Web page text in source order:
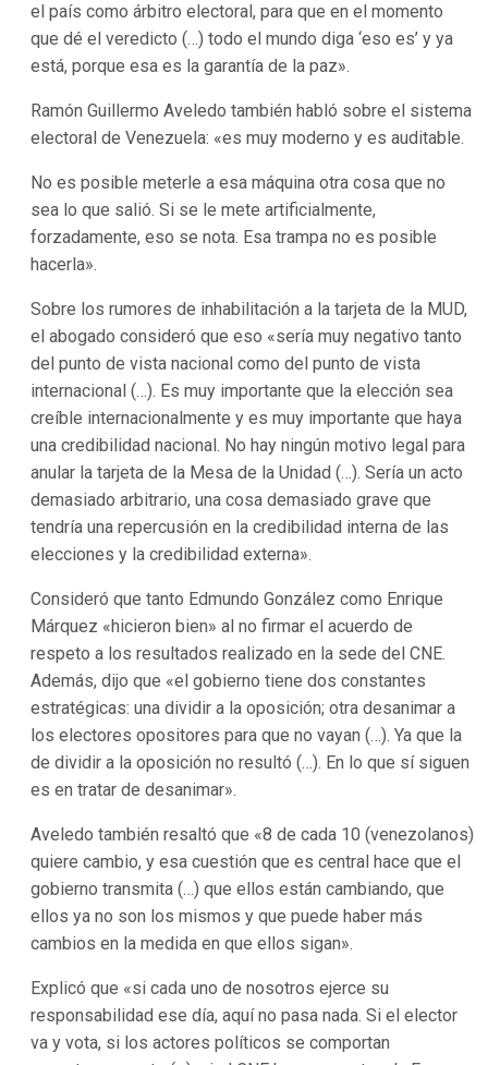
el país como árbitro electoral, para que en el momento
que dé el veredicto (…) todo el mundo diga ‘eso es’ y ya
está, porque esa es la garantía de la paz».
Ramón Guillermo Aveledo también habló sobre el sistema
electoral de Venezuela: «es muy moderno y es auditable.
No es posible meterle a esa máquina otra cosa que no
sea lo que salió. Si se le mete artificialmente,
forzadamente, eso se nota. Esa trampa no es posible
hacerla».
Sobre los rumores de inhabilitación a la tarjeta de la MUD,
el abogado consideró que eso «sería muy negativo tanto
del punto de vista nacional como del punto de vista
internacional (…). Es muy importante que la elección sea
creíble internacionalmente y es muy importante que haya
una credibilidad nacional. No hay ningún motivo legal para
anular la tarjeta de la Mesa de la Unidad (…). Sería un acto
demasiado arbitrario, una cosa demasiado grave que
tendría una repercusión en la credibilidad interna de las
elecciones y la credibilidad externa».
Consideró que tanto Edmundo González como Enrique
Márquez «hicieron bien» al no firmar el acuerdo de
respeto a los resultados realizado en la sede del CNE.
Además, dijo que «el gobierno tiene dos constantes
estratégicas: una dividir a la oposición; otra desanimar a
los electores opositores para que no vayan (…). Ya que la
de dividir a la oposición no resultó (…). En lo que sí siguen
es en tratar de desanimar».
Aveledo también resaltó que «8 de cada 10 (venezolanos)
quiere cambio, y esa cuestión que es central hace que el
gobierno transmita (…) que ellos están cambiando, que
ellos ya no son los mismos y que puede haber más
cambios en la medida en que ellos sigan».
Explicó que «si cada uno de nosotros ejerce su
responsabilidad ese día, aquí no pasa nada. Si el elector
va y vota, si los actores políticos se comportan